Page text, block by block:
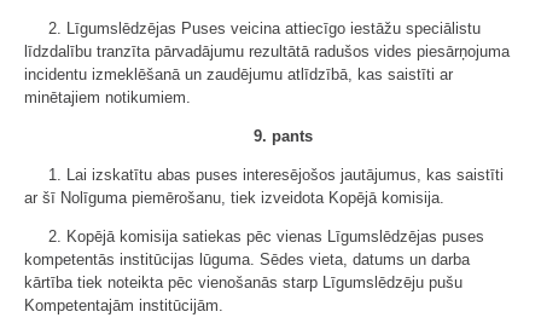
2. Līgumslēdzējas Puses veicina attiecīgo iestāžu speciālistu
līdzdalību tranzīta pārvadājumu rezultātā radušos vides piesārņojuma
incidentu izmeklēšanā un zaudējumu atlīdzībā, kas saistīti ar
minētajiem notikumiem.
9. pants
1. Lai izskatītu abas puses interesējošos jautājumus, kas saistīti
ar šī Nolīguma piemērošanu, tiek izveidota Kopējā komisija.
2. Kopējā komisija satiekas pēc vienas Līgumslēdzējas puses
kompetentās institūcijas lūguma. Sēdes vieta, datums un darba
kārtība tiek noteikta pēc vienošanās starp Līgumslēdzēju pušu
Kompetentajām institūcijām.